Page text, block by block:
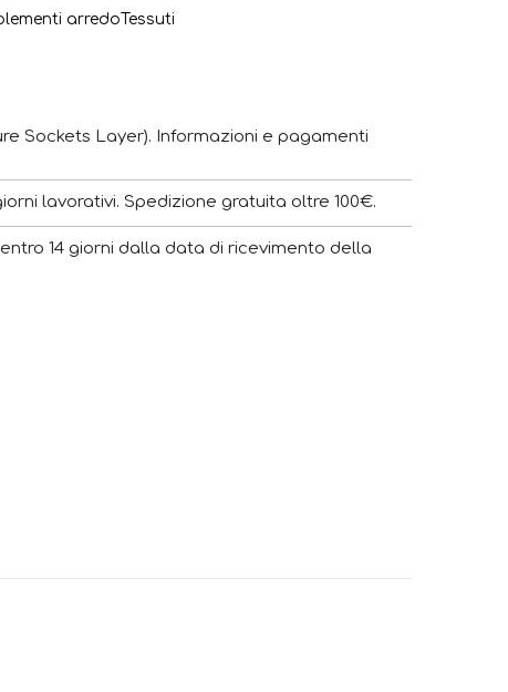
arredo Tessuti
Sockets Layer). Informazioni e pagamenti
lavorativi. Spedizione gratuita oltre 100€.
14 giorni dalla data di ricevimento della